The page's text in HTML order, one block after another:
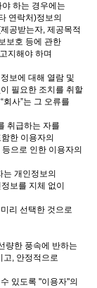
야 하는 경우에는
연락처)정보의
공받는자, 제공목적
보호 등에 관한
지해야 하며
보에 대해 열람 및
필요한 조치를 취할
회사”는 그 오류를
취급하는 자를
한 이용자의
으로 인한 이용자의
는 개인정보의
보를 지체 없이
리 선택한 것으로
량한 풍속에 반하는
고, 안정적으로
있도록 "이용자"의